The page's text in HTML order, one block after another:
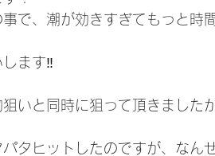
で、潮が効きすぎてもっと時
ます‼️
いと同時に狙って頂きました
タヒットしたのですが、なん